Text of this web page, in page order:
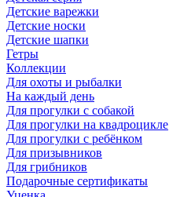
Детские варежки
Детские носки
Детские шапки
Гетры
Коллекции
Для охоты и рыбалки
На каждый день
Для прогулки с собакой
Для прогулки на квадроцикле
Для прогулки с ребёнком
Для призывников
Для грибников
Подарочные сертификаты